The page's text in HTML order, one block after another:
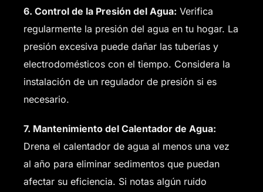
6. Control de la Presión del Agua: Verifica
regularmente la presión del agua en tu hogar. La
presión excesiva puede dañar las tuberías y
electrodomésticos con el tiempo. Considera la
instalación de un regulador de presión si es
necesario.
7. Mantenimiento del Calentador de Agua:
Drena el calentador de agua al menos una vez
al año para eliminar sedimentos que puedan
afectar su eficiencia. Si notas algún ruido